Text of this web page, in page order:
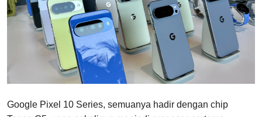
Google Pixel 10 Series, semuanya hadir dengan chip